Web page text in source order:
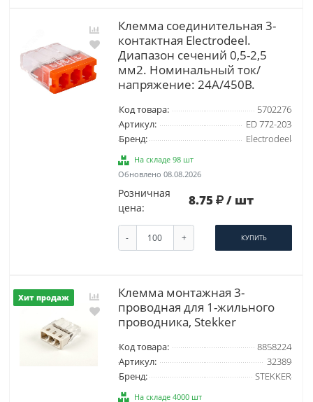
Клемма соединительная 3-
контактная Elеctrodeel.
Диапазон сечений 0,5-2,5
мм2. Номинальный ток/
напряжение: 24А/450В.
Код товара:
5702276
Артикул:
ED 772-203
Бренд:
Electrodeel
На складе 98 шт
Обновлено 08.08.2026
Розничная
цена:
8.75 / шт
- + КУПИТЬ
Хит продаж
Клемма монтажная 3-
проводная для 1-жильного
проводника, Stekker
Код товара:
8858224
Артикул:
32389
Бренд:
STEKKER
На складе 4000 шт